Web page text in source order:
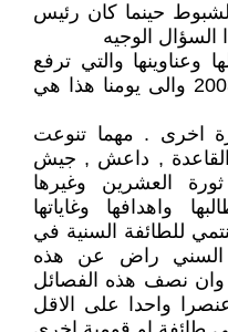
حينما كان رئيس
الوجيه
وعناوينها والتي ترفع
السلاح بوجه الدولة ومنذ عام 2003 والى يومنا هذا هي
اخرى . مهما تنوعت
القاعدة , داعش , جيش
العشرين وغيرها
واهدافها وغاياتها
للطائفة السنية في
السني راض عن هذه
وان نصف هذه الفصائل
واحدا على الاقل